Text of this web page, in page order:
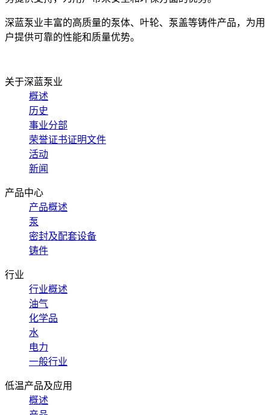
深蓝泵业丰富的高质量的泵体、叶轮、泵盖等铸件产品，为用
户提供可靠的性能和质量优势。
关于深蓝泵业
概述
历史
事业分部
荣誉证书证明文件
活动
新闻
产品中心
产品概述
泵
密封及配套设备
铸件
行业
行业概述
油气
化学品
水
电力
一般行业
低温产品及应用
概述